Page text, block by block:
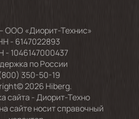
ООО «Диорит-Технис»
- 6147022893
- 1046147000437
по России
350-50-19
2026 Hiberg.
сайта -Диорит-Техно
сайте носит справочный